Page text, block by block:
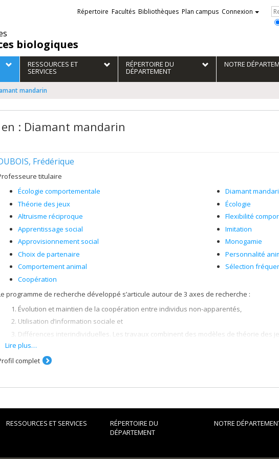
biologiques
Liens
externes
Répertoire Facultés Bibliothèques Plan campus Connexion
RESSOURCES ET
SERVICES
RÉPERTOIRE DU
DÉPARTEMENT
NOTRE
mandarin
: Diamant mandarin
Frédérique
titulaire
Écologie comportementale
Théorie des jeux
Altruisme réciproque
Apprentissage social
Approvisionnement social
Choix de partenaire
Comportement animal
Coopération
Diamant
Écologie
Flexibilité
Imitation
Monogamie
Personnalité
Sélection
programme de recherche développé s’articule autour de 3 axes de recherche :
Évolution et maintien de la coopération entre individus non-apparentés,
Utilisation d’information sociale et
Différences interindividuelles. Les travaux combinent des modèles de théorie des
utilisant des diamants mandarins.
Lire plus…
complet
RESSOURCES ET SERVICES
RÉPERTOIRE DU
DÉPARTEMENT
NOTRE